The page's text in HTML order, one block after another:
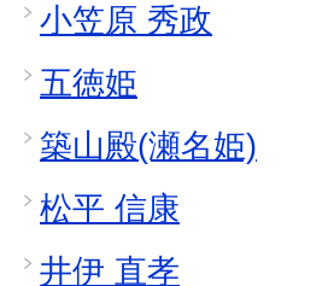
小笠原 秀政
五徳姫
築山殿(瀬名姫)
松平 信康
井伊 直孝